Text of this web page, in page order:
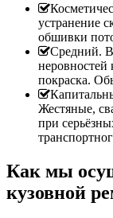
устранение
обшивки
Средний.
неровностей
покраска.
Жестяные,
при
Как мы
кузовной